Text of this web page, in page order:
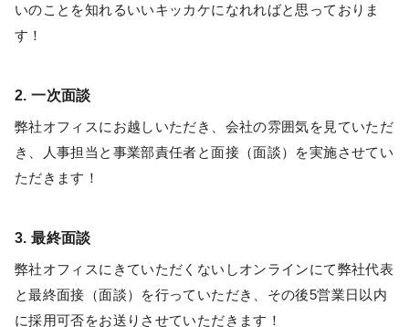
いのことを知れるいいキッカケになれればと思っておりま
す！
2. 一次面談
弊社オフィスにお越しいただき、会社の雰囲気を見ていただ
き、人事担当と事業部責任者と面接（面談）を実施させてい
ただきます！
3. 最終面談
弊社オフィスにきていただくないしオンラインにて弊社代表
と最終面接（面談）を行っていただき、その後5営業日以内
に採用可否をお送りさせていただきます！